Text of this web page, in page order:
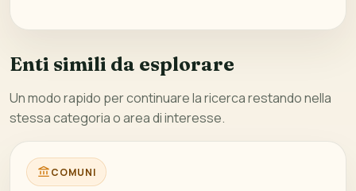
Enti simili da esplorare
Un modo rapido per continuare la ricerca restando nella
stessa categoria o area di interesse.
COMUNI